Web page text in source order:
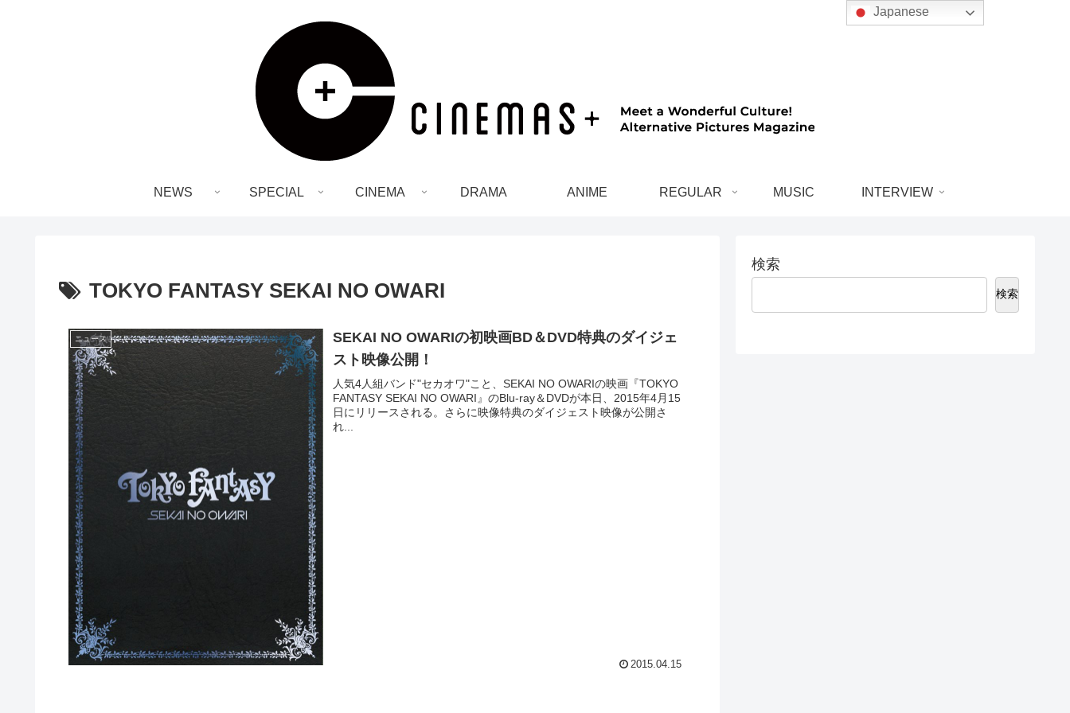
NEWS SPECIAL CINEMA DRAMA ANIME REGULAR MUSIC INTERVIEW
TOKYO FANTASY SEKAI NO OWARI
ニュース
SEKAI NO OWARIの初映画BD＆DVD特典のダイジェ
スト映像公開！
人気4人組バンド"セカオワ"こと、SEKAI NO OWARIの映画『TOKYO
FANTASY SEKAI NO OWARI』のBlu-ray＆DVDが本日、2015年4月15
日にリリースされる。さらに映像特典のダイジェスト映像が公開さ
れ...
2015.04.15
検索
検索
Japanese